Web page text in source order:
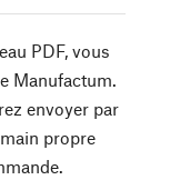
PDF, vous
Manufactum.
envoyer par
propre